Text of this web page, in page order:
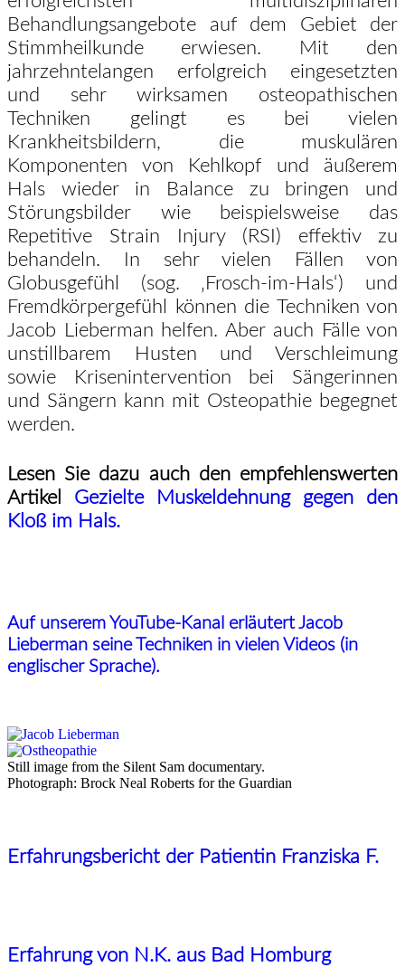
Behandlungsangebote auf dem Gebiet der
Stimmheilkunde erwiesen. Mit den
jahrzehntelangen erfolgreich eingesetzten
und sehr wirksamen osteopathischen
Techniken gelingt es bei vielen
Krankheitsbildern, die muskulären
Komponenten von Kehlkopf und äußerem
Hals wieder in Balance zu bringen und
Störungsbilder wie beispielsweise das
Repetitive Strain Injury (RSI) effektiv zu
behandeln. In sehr vielen Fällen von
Globusgefühl (sog. ‚Frosch-im-Hals‘) und
Fremdkörpergefühl können die Techniken von
Jacob Lieberman helfen. Aber auch Fälle von
unstillbarem Husten und Verschleimung
sowie Krisenintervention bei Sängerinnen
und Sängern kann mit Osteopathie begegnet
werden.
Lesen Sie dazu auch den empfehlenswerten
Artikel Gezielte Muskeldehnung gegen den
Kloß im Hals.
Auf unserem YouTube-Kanal erläutert Jacob
Lieberman seine Techniken in vielen Videos (in
englischer Sprache).
Still image from the Silent Sam documentary.
Photograph: Brock Neal Roberts for the Guardian
Erfahrungsbericht der Patientin Franziska F.
Erfahrung von N.K. aus Bad Homburg